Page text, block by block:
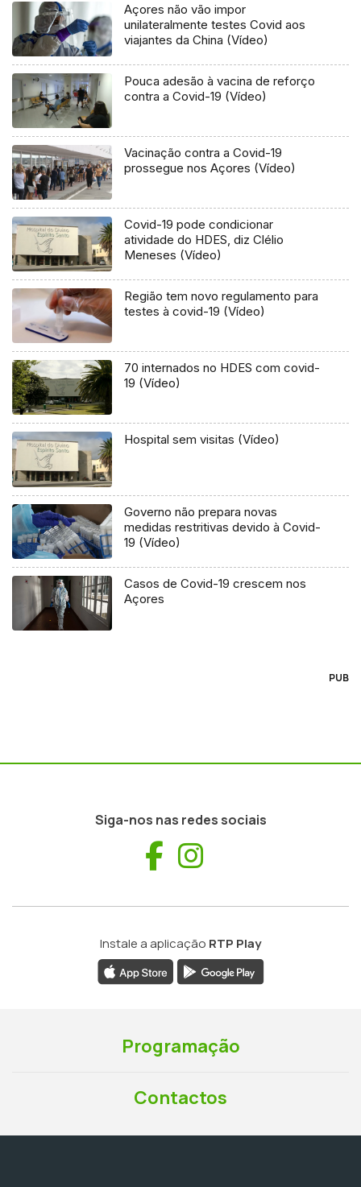
Açores não vão impor
unilateralmente testes Covid aos
viajantes da China (Vídeo)
Pouca adesão à vacina de reforço
contra a Covid-19 (Vídeo)
Vacinação contra a Covid-19
prossegue nos Açores (Vídeo)
Covid-19 pode condicionar
atividade do HDES, diz Clélio
Meneses (Vídeo)
Região tem novo regulamento para
testes à covid-19 (Vídeo)
70 internados no HDES com covid-
19 (Vídeo)
Hospital sem visitas (Vídeo)
Governo não prepara novas
medidas restritivas devido à Covid-
19 (Vídeo)
Casos de Covid-19 crescem nos
Açores
PUB
Siga-nos nas redes sociais
Facebook
Instale a aplicação RTP Play
Programação
Contactos